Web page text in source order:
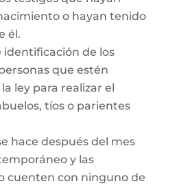
o hayan tenido
él.
de los
que estén
ley para realizar el
tíos o parientes
hace después del mes
y las
cuenten con ninguno de